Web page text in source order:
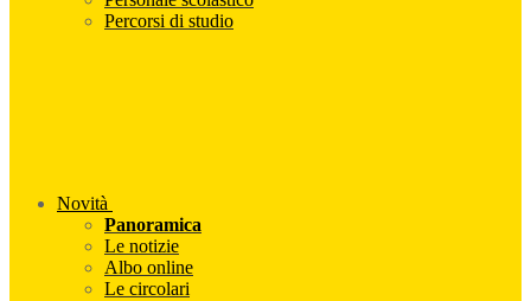
Percorsi di studio
Novità
Panoramica
Le notizie
Albo online
Le circolari